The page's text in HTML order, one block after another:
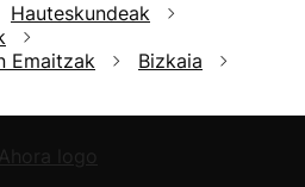
Hauteskundeak
Emaitzak
Bizkaia